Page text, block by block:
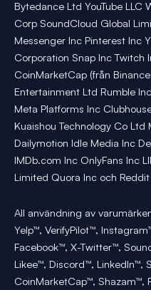
Bytedance Ltd YouTube LLC
Corp SoundCloud Global
Messenger Inc Pinterest Inc
Corporation Snap Inc Twitch
CoinMarketCap (från
Entertainment Ltd Rumble
Meta Platforms Inc
Kuaishou Technology Co Ltd
Dailymotion Idle Media Inc
IMDb.com Inc OnlyFans Inc
Limited Quora Inc och
All användning av
Yelp™, VerifyPilot™,
Facebook™, X-Twitter™,
Likee™, Discord™, LinkedIn™,
CoinMarketCap™, Shazam™,